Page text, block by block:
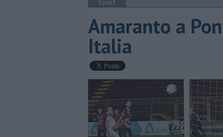
Sport
Amaranto a
Italia